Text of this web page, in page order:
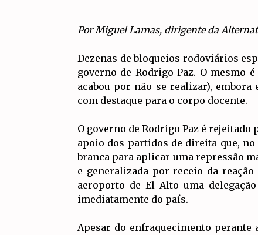
Por Miguel Lamas, dirigente da
Dezenas de bloqueios rodoviários
governo de Rodrigo Paz. O mesmo
acabou por não se realizar),
com destaque para o corpo docente.
O governo de Rodrigo Paz é
apoio dos partidos de direita que,
branca para aplicar uma repressão
e generalizada por receio da
aeroporto de El Alto uma
imediatamente do país.
Apesar do enfraquecimento